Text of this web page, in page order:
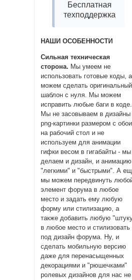
Бесплатная
техподдержка
НАШИ ОСОБЕННОСТИ
Сильная техническая
сторона. Мы умеем не
использовать готовые коды, а
можем сделать оригинальный
шаблон с нуля. Мы можем
исправить любые баги в коде.
Мы не засовываем в дизайны
png-картинки размером с обои
на рабочий стол и не
используем для анимации
гифки весом в гигабайты - мы
делаем и дизайн, и анимацию
"легкими" и "быстрыми". А
мы можем передвинуть
элемент форума в любое
место и задать ему любую
форму или стилизацию, а
также добавить любую
в любое место и стилизовать
под дизайн форума. Ну, и
сделать мобильную версию
даже для перенасыщенных
декорациями и "рюшечками"
ролевых дизайнов для нас не